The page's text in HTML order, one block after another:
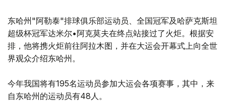
东哈州"阿勒泰"排球俱乐部运动员、全国冠军及哈萨克斯坦
超级杯冠军达米尔•阿克莫夫在终点站接过了火炬。根据安
排，他将携火炬前往阿拉木图，并在大运会开幕式上向全世
界观众介绍东哈州。
今年我国将有195名运动员参加大运会各项赛事，其中，来
自东哈州的运动员有48人。